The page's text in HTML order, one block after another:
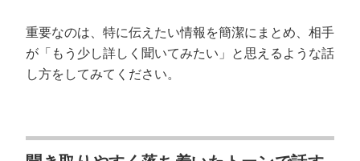
重要なのは、特に伝えたい情報を簡潔にまとめ、相手
が「もう少し詳しく聞いてみたい」と思えるような話
し方をしてみてください。